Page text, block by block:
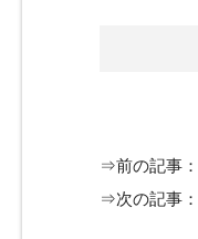
⇒前の記事：
⇒次の記事：